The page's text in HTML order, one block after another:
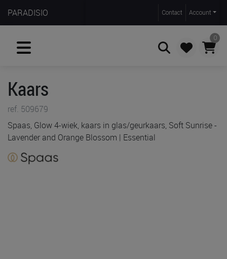
PARADISIO Contact Account
0
Kaars
ref. 509679
Spaas, Glow 4-wiek, kaars in glas/geurkaars, Soft Sunrise -
Lavender and Orange Blossom | Essential